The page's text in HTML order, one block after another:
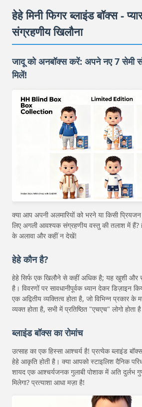
हेहे मिनी फिगर ब्लाइंड बॉक्स -
संग्रहणीय खिलौना
जादू को अनबॉक्स करें: अपने नए 7 सेमी
मिलें!
क्या आप अपनी अलमारियों को भरने या किसी
लिए अगली आवश्यक संग्रहणीय वस्तु की तलाश में हैं?
के अलावा और कहीं न देखें!
हेहे कौन है?
हेहे सिर्फ एक खिलौने से कहीं अधिक है; यह खुशी और
है। विवरणों पर सावधानीपूर्वक ध्यान देकर डिज़ाइन
एक अद्वितीय व्यक्तित्व होता है, जो विभिन्न प्रकार के
व्यक्त होता है, सभी में प्रतिष्ठित "एचएच" लोगो होता
ब्लाइंड बॉक्स का रोमांच
उत्साह का एक हिस्सा आश्चर्य है! प्रत्येक ब्लाइंड
हेहे आकृति होती है। क्या आपको स्टाइलिश दैनिक
शायद एक आश्चर्यजनक गुलाबी पोशाक में अति दुर्लभ
मिलेगा? प्रत्याशा आधा मज़ा है!